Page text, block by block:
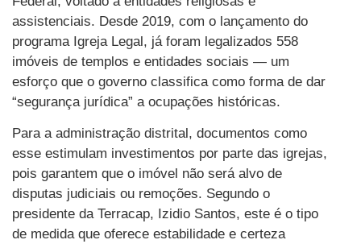
assistenciais. Desde 2019, com o lançamento do
programa Igreja Legal, já foram legalizados 558
imóveis de templos e entidades sociais — um
esforço que o governo classifica como forma de dar
“segurança jurídica” a ocupações históricas.
Para a administração distrital, documentos como
esse estimulam investimentos por parte das igrejas,
pois garantem que o imóvel não será alvo de
disputas judiciais ou remoções. Segundo o
presidente da Terracap, Izidio Santos, este é o tipo
de medida que oferece estabilidade e certeza